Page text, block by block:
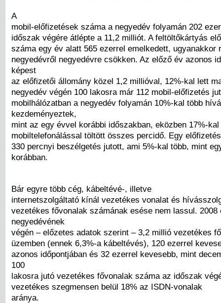
A
mobil-előfizetések száma a negyedév folyamán 202
időszak végére átlépte a 11,2 milliót. A feltöltőkártyás
száma egy év alatt 565 ezerrel emelkedett, ugyanakkor
negyedévről negyedévre csökken. Az előző év azonos
képest
az előfizetői állomány közel 1,2 millióval, 12%-kal lett
negyedév végén 100 lakosra már 112 mobil-előfizetés
mobilhálózatban a negyedév folyamán 10%-kal több
kezdeményeztek,
mint az egy évvel korábbi időszakban, eközben 17%-
mobiltelefonálással töltött összes percidő. Egy
330 percnyi beszélgetés jutott, ami 5%-kal több, mint
korábban.
Bár egyre több cég, kábeltévé-, illetve
internetszolgáltató kínál vezetékes vonalat és
vezetékes fővonalak számának esése nem lassul. 2008
negyedévének
végén – előzetes adatok szerint – 3,2 millió vezetékes
üzemben (ennek 6,3%-a kábeltévés), 120 ezerrel
azonos időpontjában és 32 ezerrel kevesebb, mint
100
lakosra jutó vezetékes fővonalak száma az időszak
vezetékes szegmensen belül 18% az ISDN-vonalak
aránya.